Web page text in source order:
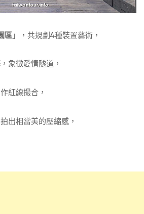
區 」，共規劃4種裝置藝術，
，象徵愛情隧道，
紅線撮合，
出相當美的壓縮感，